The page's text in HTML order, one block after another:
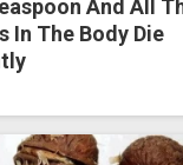
And All
In The Body Die